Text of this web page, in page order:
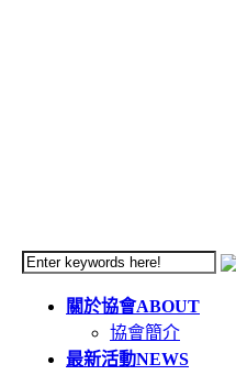
關於協會ABOUT
協會簡介
最新活動NEWS